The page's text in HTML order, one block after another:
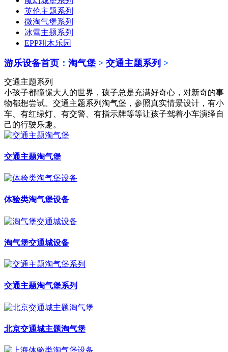
英伦主题系列
微淘气堡系列
冰雪主题系列
EPP积木乐园
游乐设备首页 ： 淘气堡 > 交通主题系列 >
交通主题系列
小孩子都憧憬大人的世界，孩子总是充满好奇心，对新奇的事
物都想尝试。交通主题系列淘气堡，参照真实情景设计，有小
车、有红绿灯、有交警、有指示牌等等让孩子驾着小车演绎自
己的行驶乐趣。
交通主题淘气堡
体验类淘气堡设备
淘气堡交通城设备
交通主题淘气堡系列
北京交通城主题淘气堡